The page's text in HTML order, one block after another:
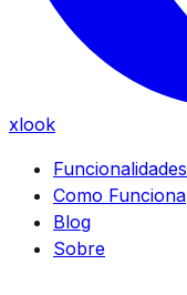
xlook
Funcionalidades
Como Funciona
Blog
Sobre